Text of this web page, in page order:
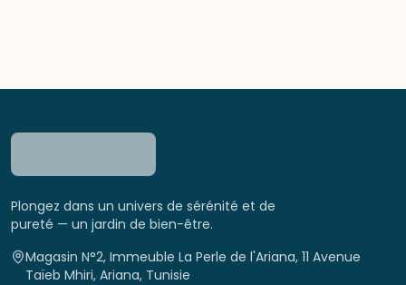
Plongez dans un univers de sérénité et de
pureté — un jardin de bien-être.
Magasin N°2, Immeuble La Perle de l'Ariana, 11 Avenue
Taïeb Mhiri, Ariana, Tunisie